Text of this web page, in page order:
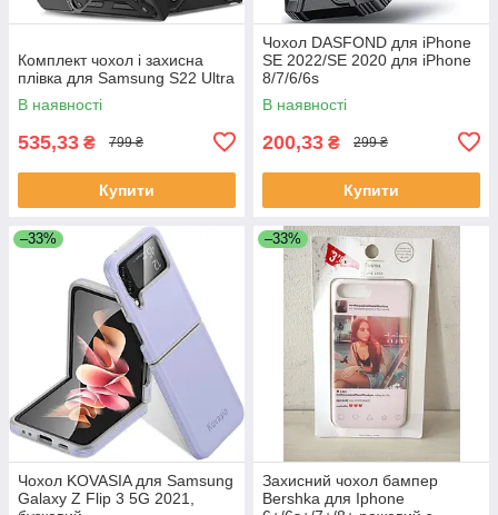
Комплект чохол і захисна
плівка для Samsung S22 Ultra
В наявності
535,33 ₴ 799 ₴
Купити
Чохол DASFOND для iPhone
SE 2022/SE 2020 для iPhone
8/7/6/6s
В наявності
200,33 ₴ 299 ₴
Купити
–33%
Чохол KOVASIA для Samsung
Galaxy Z Flip 3 5G 2021,
–33%
Захисний чохол бампер
Bershka для Iphone